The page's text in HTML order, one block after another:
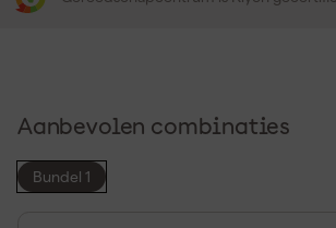
Aanbevolen combinaties
Bundel 1